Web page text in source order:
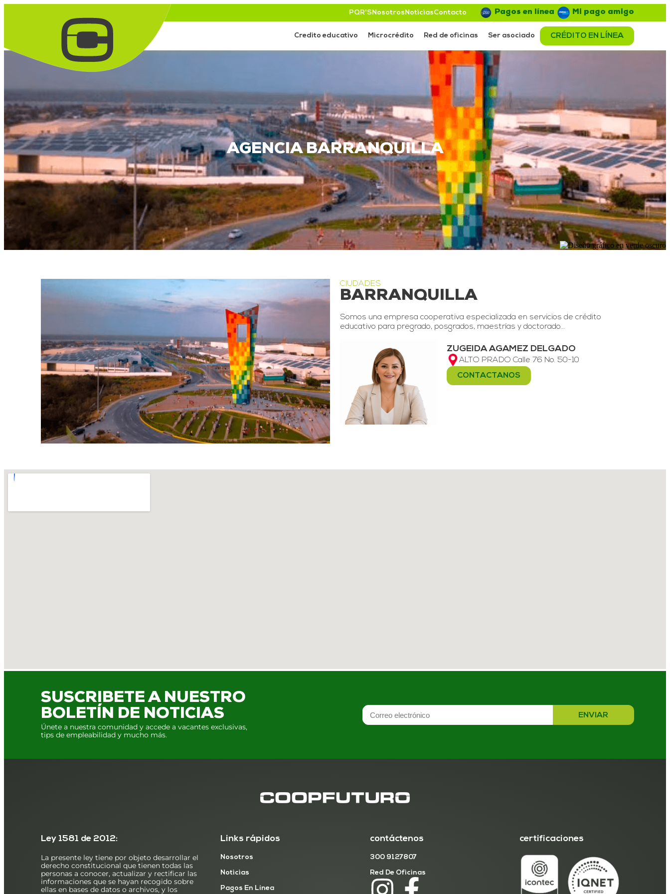
PQR'S Nosotros NoticiasContacto Pagos en línea Mi pago amigo
Credito educativo Microcrédito Red de oficinas Ser asociado CRÉDITO EN LÍNEA
AGENCIA BARRANQUILLA
CIUDADES
BARRANQUILLA
Somos una empresa cooperativa especializada en servicios de crédito
educativo para pregrado, posgrados, maestrías y doctorado…
ZUGEIDA AGAMEZ DELGADO
ALTO PRADO Calle 76 No. 50-10
CONTACTANOS
SUSCRIBETE A NUESTRO
BOLETÍN DE NOTICIAS
Únete a nuestra comunidad y accede a vacantes exclusivas,
tips de empleabilidad y mucho más.
ENVIAR
Ley 1581 de 2012:
La presente ley tiene por objeto desarrollar el
derecho constitucional que tienen todas las
personas a conocer, actualizar y rectificar las
informaciones que se hayan recogido sobre
ellas en bases de datos o archivos, y los
Links rápidos
Nosotros
Noticias
Pagos En Línea
contáctenos
300 9127807
Red De Oficinas
certificaciones